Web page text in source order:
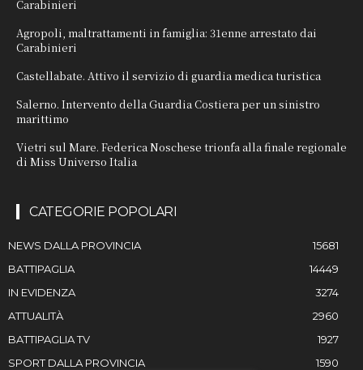
Carabinieri
Agropoli, maltrattamenti in famiglia: 31enne arrestato dai
Carabinieri
Castellabate. Attivo il servizio di guardia medica turistica
Salerno. Intervento della Guardia Costiera per un sinistro
marittimo
Vietri sul Mare. Federica Noschese trionfa alla finale regionale
di Miss Universo Italia
CATEGORIE POPOLARI
NEWS DALLA PROVINCIA
15681
BATTIPAGLIA
14449
IN EVIDENZA
3274
ATTUALITÀ
2960
BATTIPAGLIA TV
1927
SPORT DALLA PROVINCIA
1590